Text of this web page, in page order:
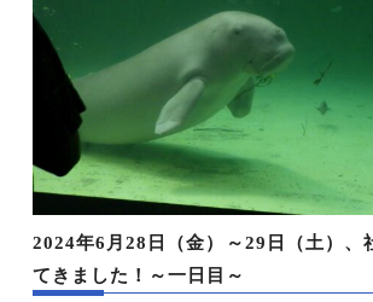
2024年6月28日（金）～29日（土）、
てきました！～一日目～